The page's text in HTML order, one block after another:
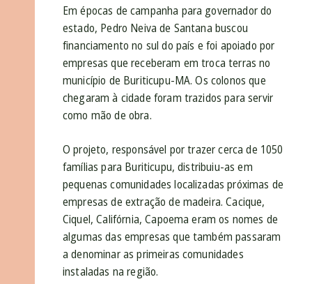
Em épocas de campanha para governador do
estado, Pedro Neiva de Santana buscou
financiamento no sul do país e foi apoiado por
empresas que receberam em troca terras no
município de Buriticupu-MA. Os colonos que
chegaram à cidade foram trazidos para servir
como mão de obra.
O projeto, responsável por trazer cerca de 1050
famílias para Buriticupu, distribuiu-as em
pequenas comunidades localizadas próximas de
empresas de extração de madeira. Cacique,
Ciquel, Califórnia, Capoema eram os nomes de
algumas das empresas que também passaram
a denominar as primeiras comunidades
instaladas na região.